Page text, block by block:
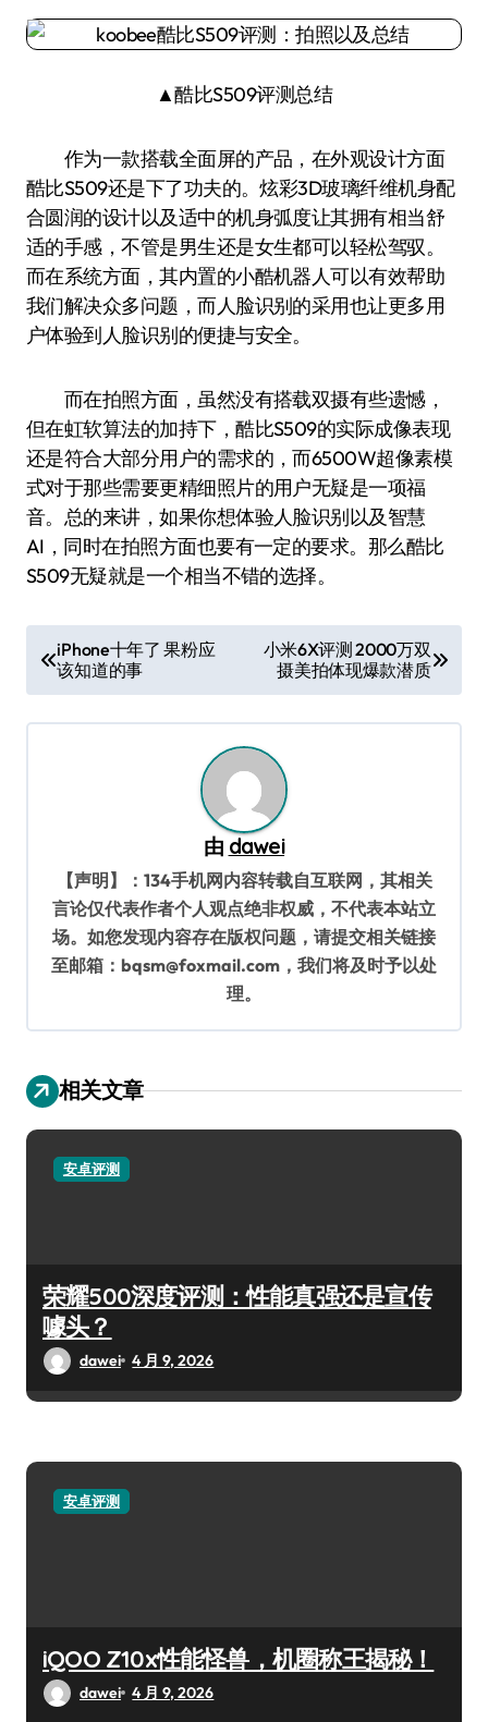
▲酷比S509评测总结
作为一款搭载全面屏的产品，在外观设计方面
酷比S509还是下了功夫的。炫彩3D玻璃纤维机身配
合圆润的设计以及适中的机身弧度让其拥有相当舒
适的手感，不管是男生还是女生都可以轻松驾驭。
而在系统方面，其内置的小酷机器人可以有效帮助
我们解决众多问题，而人脸识别的采用也让更多用
户体验到人脸识别的便捷与安全。
而在拍照方面，虽然没有搭载双摄有些遗憾，
但在虹软算法的加持下，酷比S509的实际成像表现
还是符合大部分用户的需求的，而6500W超像素模
式对于那些需要更精细照片的用户无疑是一项福
音。总的来讲，如果你想体验人脸识别以及智慧
AI，同时在拍照方面也要有一定的要求。那么酷比
S509无疑就是一个相当不错的选择。
章
导
iPhone十年了 果粉应
该知道的事
小米6X评测 2000万双
摄美拍体现爆款潜质
由 dawei
【声明】：134手机网内容转载自互联网，其相关
言论仅代表作者个人观点绝非权威，不代表本站立
场。如您发现内容存在版权问题，请提交相关链接
至邮箱：bqsm@foxmail.com，我们将及时予以处
理。
相关文章
安卓评测
荣耀500深度评测：性能真强还是宣传
噱头？
dawei 4 月 9, 2026
安卓评测
iQOO Z10x性能怪兽，机圈称王揭秘！
dawei 4 月 9, 2026